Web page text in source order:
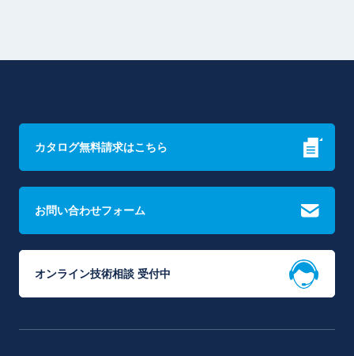
カタログ無料請求はこちら
お問い合わせフォーム
オンライン技術相談 受付中